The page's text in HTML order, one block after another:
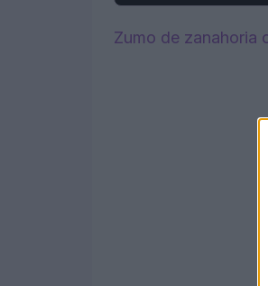
Zumo de zanahoria